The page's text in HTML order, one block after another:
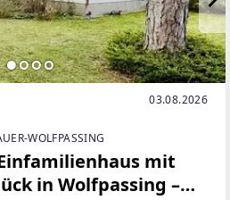
03.08.2026
WOLFPASSING
mit
in Wolfpassing –